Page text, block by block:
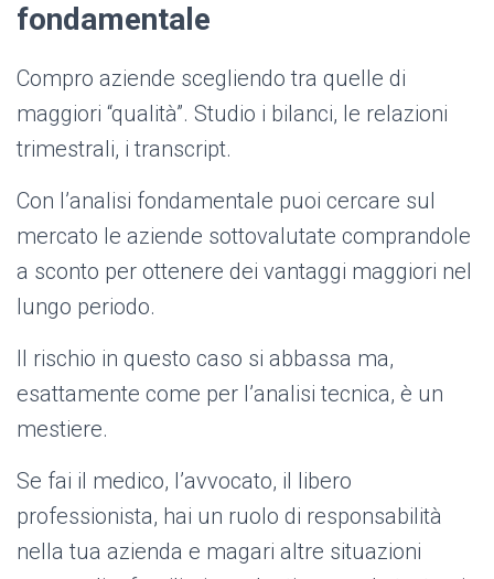
fondamentale
Compro aziende scegliendo tra quelle di
maggiori “qualità”. Studio i bilanci, le relazioni
trimestrali, i transcript.
Con l’analisi fondamentale puoi cercare sul
mercato le aziende sottovalutate comprandole
a sconto per ottenere dei vantaggi maggiori nel
lungo periodo.
Il rischio in questo caso si abbassa ma,
esattamente come per l’analisi tecnica, è un
mestiere.
Se fai il medico, l’avvocato, il libero
professionista, hai un ruolo di responsabilità
nella tua azienda e magari altre situazioni